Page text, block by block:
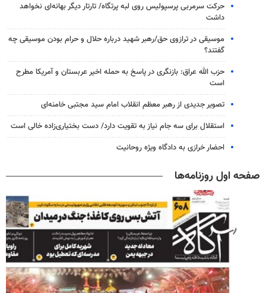
حرکت سرمربی پرسپولیس روی لبه پرتگاه/ تارتار دیگر بهانه‌ای نخواهد
داشت
موسیقی در ترازوی حق/رهبر شهید درباره حلال و حرام بودن موسیقی چه
گفتند؟
حزب الله عراق: بازنگری در پاسخ به حمله اخیر عربستان و آمریکا مطرح
است
تصویر جدیدی از رهبر معظم انقلاب امام سید مجتبی خامنه‌ای
استقلال برای سه جام نیاز به تقویت دارد/ دست بختیاری‌زاده خالی است
احضار خرازی به دادگاه ویژه روحانیت
صفحه اول روزنامه‌ها